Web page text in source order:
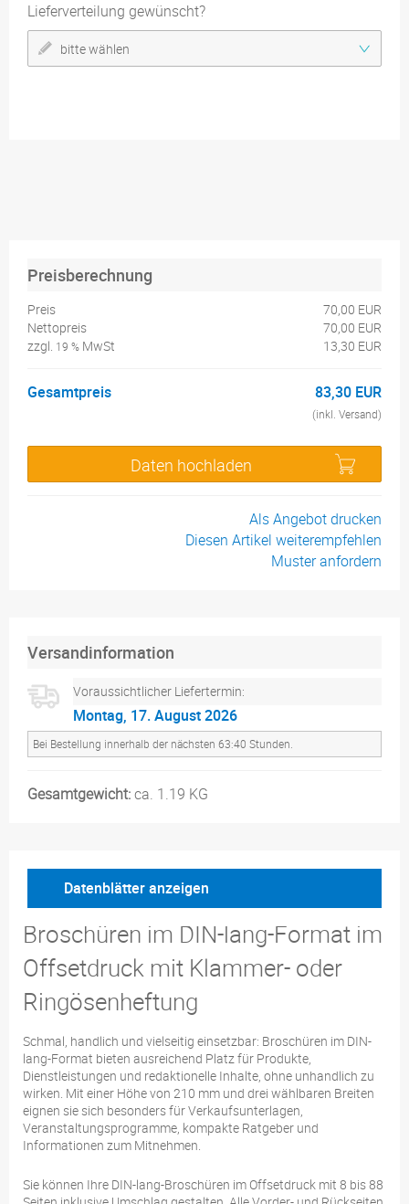
Lieferverteilung gewünscht?
bitte wählen
Preisberechnung
Preis
70,00 EUR
Nettopreis
70,00 EUR
zzgl. 19 % MwSt 13,30 EUR
Gesamtpreis 83,30 EUR
(inkl. Versand)
Daten hochladen
Als Angebot drucken
Diesen Artikel weiterempfehlen
Muster anfordern
Versandinformation
Voraussichtlicher Liefertermin:
Montag, 17. August 2026
Bei Bestellung innerhalb der nächsten 63:40 Stunden.
Gesamtgewicht:ca. 1.19 KG
Datenblätter anzeigen
Broschüren im DIN-lang-Format im
Offsetdruck mit Klammer- oder
Ringösenheftung
Schmal, handlich und vielseitig einsetzbar: Broschüren im DIN-
lang-Format bieten ausreichend Platz für Produkte,
Dienstleistungen und redaktionelle Inhalte, ohne unhandlich zu
wirken. Mit einer Höhe von 210 mm und drei wählbaren Breiten
eignen sie sich besonders für Verkaufsunterlagen,
Veranstaltungsprogramme, kompakte Ratgeber und
Informationen zum Mitnehmen.
Sie können Ihre DIN-lang-Broschüren im Offsetdruck mit 8 bis 88